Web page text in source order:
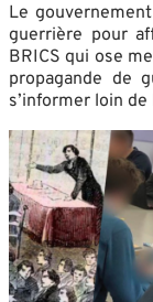
Le
guerrière pour
BRICS qui ose
propagande de
s’informer loin